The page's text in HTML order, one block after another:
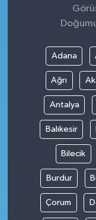
Adana
Ağrı
Antalya
Balıkesir
Bilecik
Burdur
Çorum